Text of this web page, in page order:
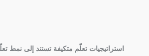
استراتيجيات تعلّم متكيفة تستند إلى نمط